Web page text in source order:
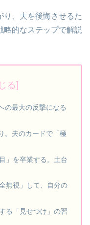
り、夫を後悔させるた
略的なステップで解説
の最大の反撃になる
。夫のカードで「極
」を卒業する。土台
無視」して、自分の
る「見せつけ」の習